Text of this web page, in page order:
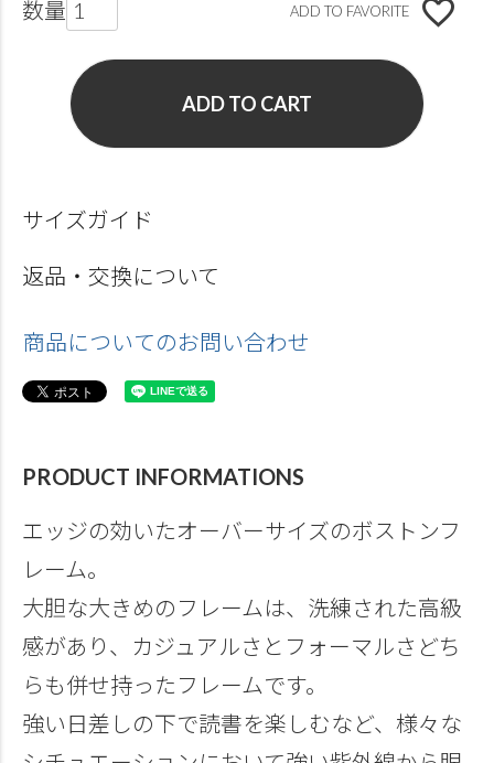
ADD TO FAVORITE
ADD TO CART
サイズガイド
返品・交換について
商品についてのお問い合わせ
PRODUCT INFORMATIONS
エッジの効いたオーバーサイズのボストンフ
レーム。
大胆な大きめのフレームは、洗練された高級
感があり、カジュアルさとフォーマルさどち
らも併せ持ったフレームです。
強い日差しの下で読書を楽しむなど、様々な